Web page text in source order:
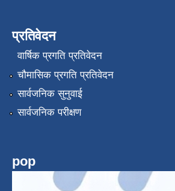
प्रतिवेदन
वार्षिक प्रगति प्रतिवेदन
चौमासिक प्रगति प्रतिवेदन
सार्वजनिक सुनुवाई
सार्वजनिक परीक्षण
pop